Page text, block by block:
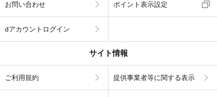
お問い合わせ ポイント表示設定
dアカウントログイン
サイト情報
ご利用規約 提供事業者等に関する表示